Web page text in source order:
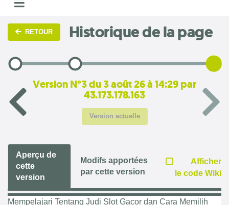
RETOUR Historique de la page
Version N°3 du 3 août 26 à 14:29 par
43.173.178.163
Version actuelle
Aperçu de
cette
version
Modifs apportées
par cette version
Afficher
le code Wiki